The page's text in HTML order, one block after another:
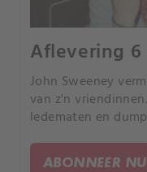
Aflevering 6
John Sweeney
van z'n
ledematen en
ABONNEER NU